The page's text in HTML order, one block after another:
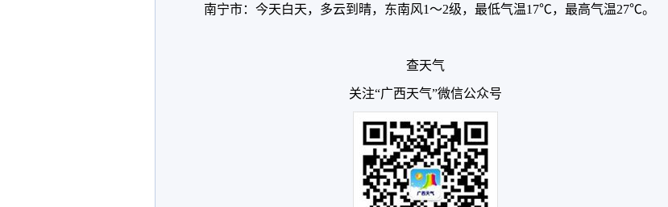
南宁市：今天白天，多云到晴，东南风1～2级，最低气温17℃，最高气温27℃。
查天气
关注“广西天气”微信公众号